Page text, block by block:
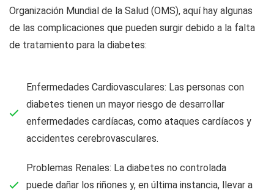
Organización Mundial de la Salud (OMS), aquí hay algunas
de las complicaciones que pueden surgir debido a la falta
de tratamiento para la diabetes:
Enfermedades Cardiovasculares: Las personas con
diabetes tienen un mayor riesgo de desarrollar
enfermedades cardíacas, como ataques cardíacos y
accidentes cerebrovasculares.
Problemas Renales: La diabetes no controlada
puede dañar los riñones y, en última instancia, llevar a